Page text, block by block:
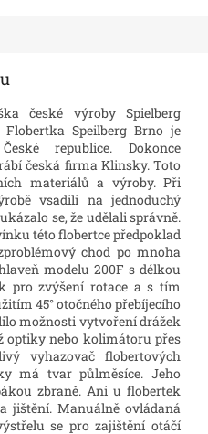
české výroby Spielberg
Speilberg Brno je
republice. Dokonce
česká firma Klinsky. Toto
materiálů a výroby. Při
vsadili na jednoduchý
se, že udělali správně.
této flobertce předpoklad
chod po mnoha
modelu 200F s délkou
pro zvýšení rotace a s tím
45° otočného přebíjecího
možnosti vytvoření drážek
optiky nebo kolimátoru přes
vyhazovač flobertových
má tvar půlměsíce. Jeho
zbraně. Ani u flobertek
jištění. Manuálně ovládaná
se pro zajištění otáčí